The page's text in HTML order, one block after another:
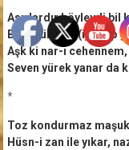
Asırlardır böyleydi bil
Bülbülün mey(i)li hep
Aşk ki nar-ı
Seven yürek yanar da
*
Toz kondurmaz
Hüsn-i zan ile yıkar,